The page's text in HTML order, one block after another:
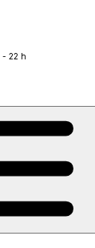
- 22 h